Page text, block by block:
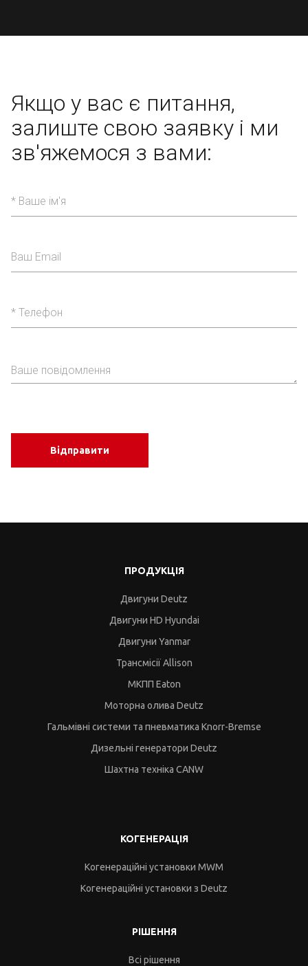
Якщо у вас є питання,
залиште свою заявку і ми
зв'яжемося з вами:
Відправити
ПРОДУКЦІЯ
Двигуни Deutz
Двигуни HD Hyundai
Двигуни Yanmar
Трансмісії Allison
МКПП Eaton
Моторна олива Deutz
Гальмівні системи та пневматика Knorr-Bremse
Дизельні генератори Deutz
Шахтна техніка CANW
КОГЕНЕРАЦІЯ
Когенераційні установки MWM
Когенераційні установки з Deutz
РІШЕННЯ
Всі рішення